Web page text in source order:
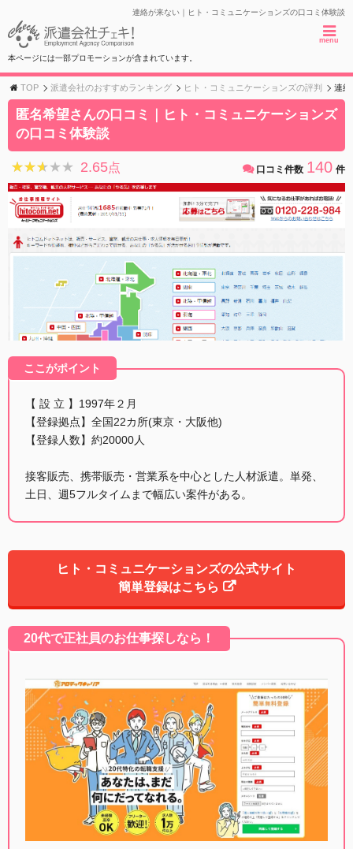
連絡が来ない｜ヒト・コミュニケーションズの口コミ体験談
menu
本ページには一部プロモーションが含まれています。
TOP 派遣会社のおすすめランキング ヒト・コミュニケーションズの評判 連絡
匿名希望さんの口コミ｜ヒト・コミュニケーションズ
の口コミ体験談
★★★★★
★★★★★ 2.65点 口コミ件数 140 件
ここがポイント
【 設 立 】1997年２月
【登録拠点】全国22カ所(東京・大阪他)
【登録人数】約20000人
接客販売、携帯販売・営業系を中心とした人材派遣。単発、
土日、週5フルタイムまで幅広い案件がある。
ヒト・コミュニケーションズの公式サイト
簡単登録はこちら
20代で正社員のお仕事探しなら！